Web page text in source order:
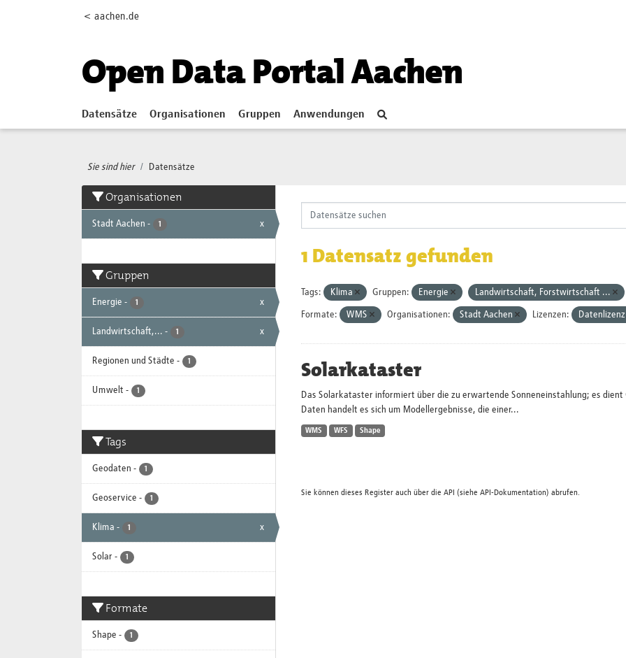
< aachen.de
Open Data Portal Aachen
Datensätze Organisationen Gruppen Anwendungen
Sie sind hier Datensätze
Organisationen
Stadt Aachen - 1 x
Gruppen
Energie - 1 x
Landwirtschaft,... - 1 x
Regionen und Städte - 1
Umwelt - 1
Tags
Geodaten - 1
Geoservice - 1
Klima - 1 x
Solar - 1
Formate
Shape - 1
1 Datensatz gefunden
Tags: Klima Gruppen: Energie Landwirtschaft, Forstwirtschaft ...
Formate: WMS Organisationen: Stadt Aachen Lizenzen:
Solarkataster
Das Solarkataster informiert über die zu erwartende Sonneneinstahlung; es
Daten handelt es sich um Modellergebnisse, die einer...
WMS WFS Shape
Sie können dieses Register auch über die API (siehe API-Dokumentation) abrufen.